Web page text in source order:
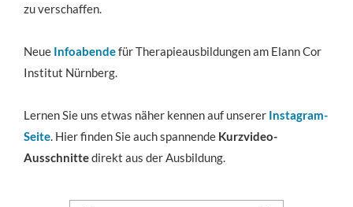
zu verschaffen.
Neue Infoabendefür Therapieausbildungen am Elann Cor
Institut Nürnberg.
Lernen Sie uns etwas näher kennen auf unserer Instagram-
Seite. Hier finden Sie auch spannende Kurzvideo-
Ausschnittedirekt aus der Ausbildung.